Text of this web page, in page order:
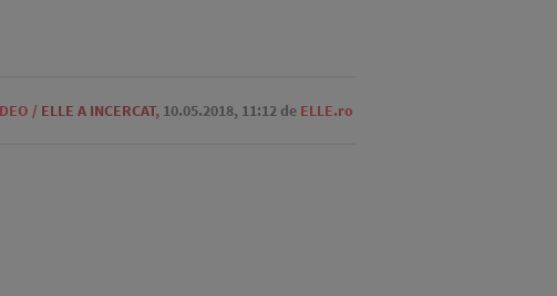
/ ELLE A INCERCAT, 10.05.2018, 11:12 de ELLE.ro